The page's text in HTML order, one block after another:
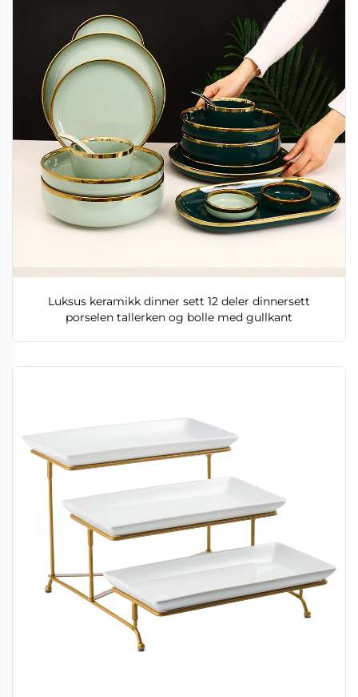
Luksus keramikk dinner sett 12 deler dinnersett
porselen tallerken og bolle med gullkant